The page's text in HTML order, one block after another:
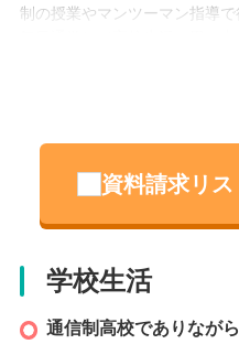
制の授業やマンツーマン指導で
本校情報
資料請求リス
学校生活
通信制高校でありなが